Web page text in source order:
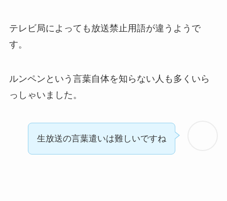
テレビ局によっても放送禁止用語が違うようで
す。
ルンペンという言葉自体を知らない人も多くいら
っしゃいました。
生放送の言葉遣いは難しいですね